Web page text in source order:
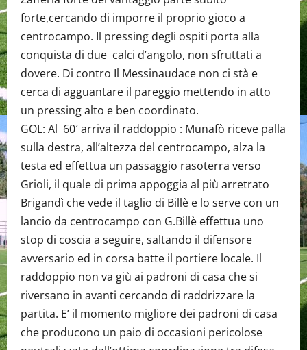
forte,cercando di imporre il proprio gioco a
centrocampo. Il pressing degli ospiti porta alla
conquista di due calci d’angolo, non sfruttati a
dovere. Di contro Il Messinaudace non ci stà e
cerca di agguantare il pareggio mettendo in atto
un pressing alto e ben coordinato.
GOL: Al 60′ arriva il raddoppio : Munafò riceve palla
sulla destra, all’altezza del centrocampo, alza la
testa ed effettua un passaggio rasoterra verso
Grioli, il quale di prima appoggia al più arretrato
Brigandì che vede il taglio di Billè e lo serve con un
lancio da centrocampo con G.Billè effettua uno
stop di coscia a seguire, saltando il difensore
avversario ed in corsa batte il portiere locale. Il
raddoppio non va giù ai padroni di casa che si
riversano in avanti cercando di raddrizzare la
partita. E’ il momento migliore dei padroni di casa
che producono un paio di occasioni pericolose